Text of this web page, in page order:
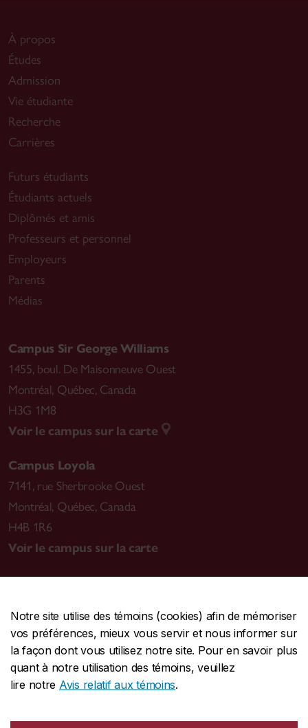
Notre site utilise des témoins (cookies) afin de mémoriser
vos préférences, mieux vous servir et nous informer sur
la façon dont vous utilisez notre site. Pour en savoir plus
quant à notre utilisation des témoins, veuillez
lire notre Avis relatif aux témoins.
À propos
Études
Admission
Vie étudiante
Recherche
Carrières
Futurs étudiants
Étudiants actuels
Diplômés et amis
Professeurs et personnel
Employeurs
Parents
Médias
Campus Sir George Williams
1455, boul. De Maisonneuve Ouest
Montréal, Québec, Canada
H3G 1M8
Voir le campus sur la carte
Campus Loyola
7141, rue Sherbrooke Ouest
Montréal, Québec, Canada
H4B 1R6
Voir le campus sur la carte
CENTRALE514-848-2424
URGENCE514-848-3717
Protection et prévention | Accessibilité | Confidentialité
Conditions d'utilisation | Gérer les témoins